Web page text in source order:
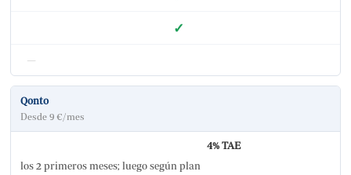
✓
—
Qonto
Desde 9 €/mes
4% TAE
los 2 primeros meses; luego según plan